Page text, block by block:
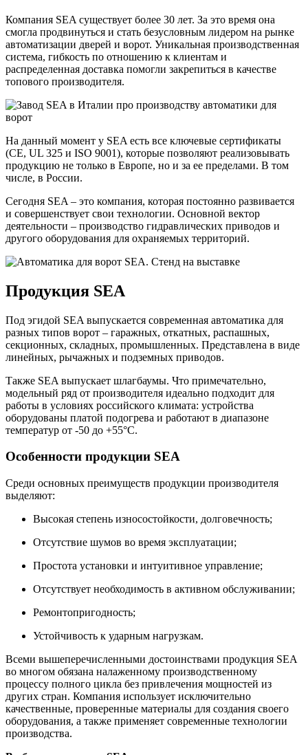
Компания SEA существует более 30 лет. За это время она
смогла продвинуться и стать безусловным лидером на рынке
автоматизации дверей и ворот. Уникальная производственная
система, гибкость по отношению к клиентам и
распределенная доставка помогли закрепиться в качестве
топового производителя.
На данный момент у SEA есть все ключевые сертификаты
(CE, UL 325 и ISO 9001), которые позволяют реализовывать
продукцию не только в Европе, но и за ее пределами. В том
числе, в России.
Сегодня SEA – это компания, которая постоянно развивается
и совершенствует свои технологии. Основной вектор
деятельности – производство гидравлических приводов и
другого оборудования для охраняемых территорий.
Продукция SEA
Под эгидой SEA выпускается современная автоматика для
разных типов ворот – гаражных, откатных, распашных,
секционных, складных, промышленных. Представлена в виде
линейных, рычажных и подземных приводов.
Также SEA выпускает шлагбаумы. Что примечательно,
модельный ряд от производителя идеально подходит для
работы в условиях российского климата: устройства
оборудованы платой подогрева и работают в диапазоне
температур от -50 до +55°С.
Особенности продукции SEA
Среди основных преимуществ продукции производителя
выделяют:
Высокая степень износостойкости, долговечность;
Отсутствие шумов во время эксплуатации;
Простота установки и интуитивное управление;
Отсутствует необходимость в активном обслуживании;
Ремонтопригодность;
Устойчивость к ударным нагрузкам.
Всеми вышеперечисленными достоинствами продукция SEA
во многом обязана налаженному производственному
процессу полного цикла без привлечения мощностей из
других стран. Компания использует исключительно
качественные, проверенные материалы для создания своего
оборудования, а также применяет современные технологии
производства.